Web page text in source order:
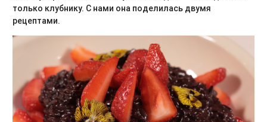
только клубнику. С нами она поделилась двумя
рецептами.